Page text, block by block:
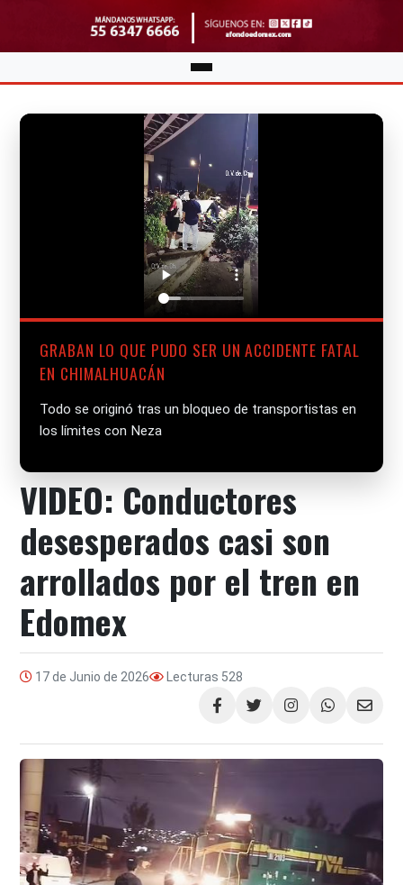
GRABAN LO QUE PUDO SER UN ACCIDENTE FATAL
EN CHIMALHUACÁN
Todo se originó tras un bloqueo de transportistas en
los límites con Neza
VIDEO: Conductores
desesperados casi son
arrollados por el tren en
Edomex
17 de Junio de 2026 Lecturas 528
Compartir